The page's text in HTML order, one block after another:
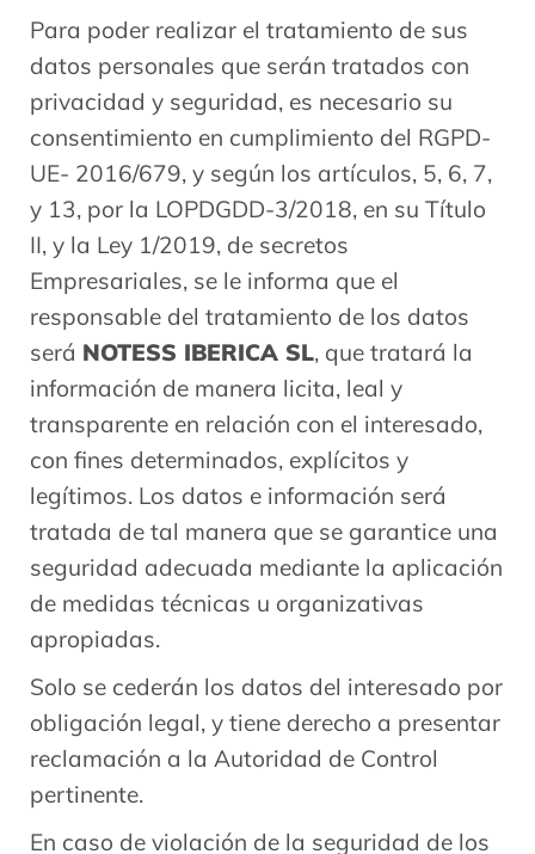
Para poder realizar el tratamiento de sus
datos personales que serán tratados con
privacidad y seguridad, es necesario su
consentimiento en cumplimiento del RGPD-
UE- 2016/679, y según los artículos, 5, 6, 7,
y 13, por la LOPDGDD-3/2018, en su Título
II, y la Ley 1/2019, de secretos
Empresariales, se le informa que el
responsable del tratamiento de los datos
será NOTESS IBERICA SL, que tratará la
información de manera licita, leal y
transparente en relación con el interesado,
con fines determinados, explícitos y
legítimos. Los datos e información será
tratada de tal manera que se garantice una
seguridad adecuada mediante la aplicación
de medidas técnicas u organizativas
apropiadas.
Solo se cederán los datos del interesado por
obligación legal, y tiene derecho a presentar
reclamación a la Autoridad de Control
pertinente.
En caso de violación de la seguridad de los